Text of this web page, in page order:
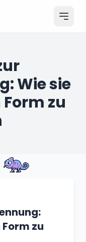
Wie sie
zu
zu